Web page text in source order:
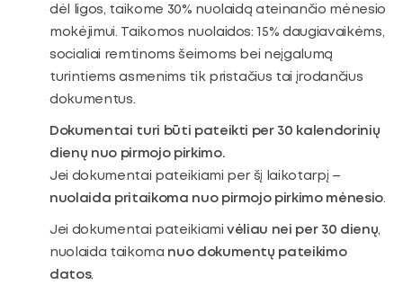
dėl ligos, taikome 30% nuolaidą ateinančio mėnesio
mokėjimui. Taikomos nuolaidos: 15% daugiavaikėms,
socialiai remtinoms šeimoms bei neįgalumą
turintiems asmenims tik pristačius tai įrodančius
dokumentus.
Dokumentai turi būti pateikti per 30 kalendorinių
dienų nuo pirmojo pirkimo.
Jei dokumentai pateikiami per šį laikotarpį –
nuolaida pritaikoma nuo pirmojo pirkimo mėnesio.
Jei dokumentai pateikiamivėliau nei per 30 dienų,
nuolaida taikoma nuo dokumentų pateikimo
datos.